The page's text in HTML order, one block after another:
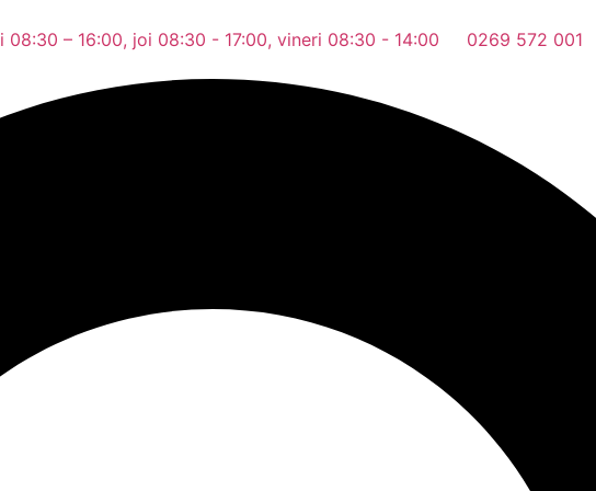
– 16:00, joi 08:30 - 17:00, vineri 08:30 - 14:00 0269 572 001